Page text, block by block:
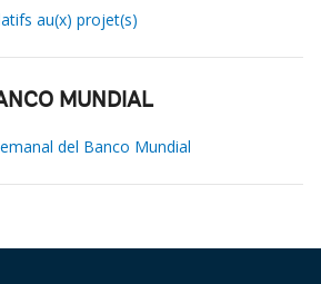
au(x) projet(s)
MUNDIAL
del Banco Mundial